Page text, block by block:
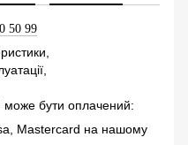
50 99
бути оплачений:
Mastercard на нашому